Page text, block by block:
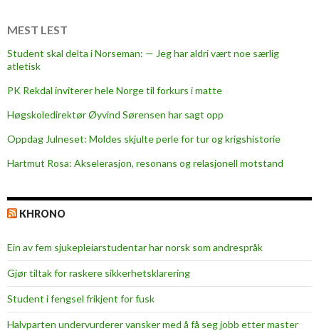
u
MEST LEST
Student skal delta i Norseman: — Jeg har aldri vært noe særlig
atletisk
PK Rekdal inviterer hele Norge til forkurs i matte
Høgskoledirektør Øyvind Sørensen har sagt opp
Oppdag Julneset: Moldes skjulte perle for tur og krigshistorie
Hartmut Rosa: Akselerasjon, resonans og relasjonell motstand
KHRONO
Ein av fem sjukepleiar­studentar har norsk som andrespråk
Gjør tiltak for raskere sikkerhets­klarering
Student i fengsel frikjent for fusk
Halvparten undervurderer vansker med å få seg jobb etter master